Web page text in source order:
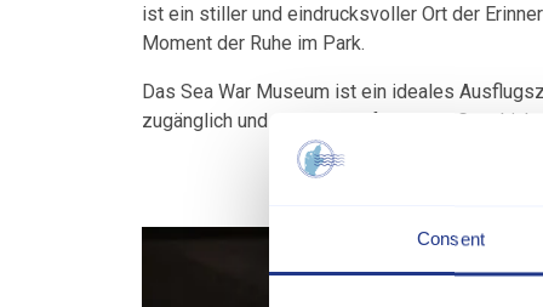
Consent
ist ein stiller und eindrucksvoller Ort der
Moment der Ruhe im Park.
Das Sea War Museum ist ein ideales
zugänglich und eignet sich für Paare,